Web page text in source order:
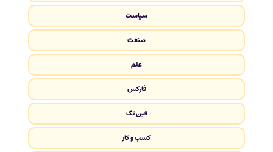
سیاست
صنعت
علم
فارکس
فین تک
کسب و کار